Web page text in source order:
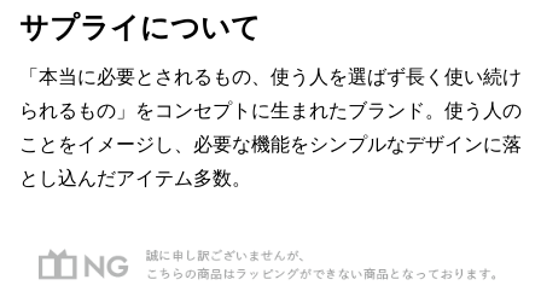
サプライについて
「本当に必要とされるもの、使う人を選ばず長く使い続け
られるもの」をコンセプトに生まれたブランド。使う人の
ことをイメージし、必要な機能をシンプルなデザインに落
とし込んだアイテム多数。